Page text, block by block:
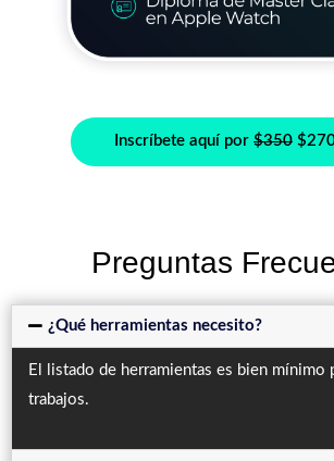
Inscríbete aquí por $350
Preguntas
¿Qué herramientas necesito?
El listado de herramientas es bien mínimo
trabajos.